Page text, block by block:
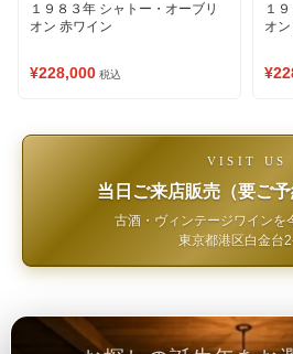
１９８３年 シャトー・オーブリ
オン 赤ワイン
¥228,000 税込
１
オ
VISIT US
当日ご来店販売（要ご
古酒・ヴィンテージワインを
東京都港区白金台